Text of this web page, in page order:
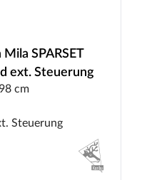
SPARSET
ext. Steuerung
cm
Steuerung